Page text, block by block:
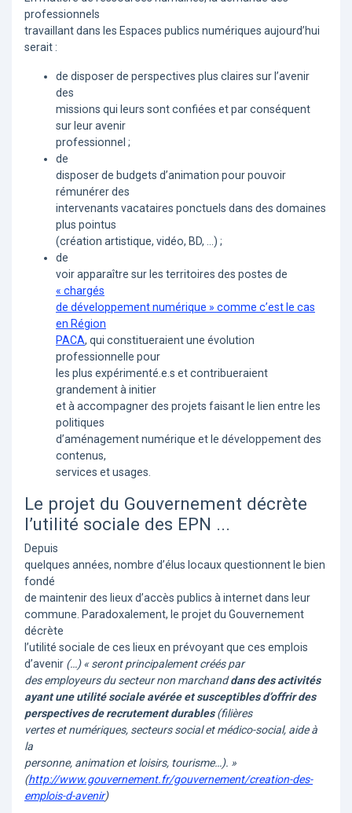
professionnels
travaillant dans les Espaces publics numériques aujourd’hui
serait :
de disposer de perspectives plus claires sur l’avenir
des
missions qui leurs sont confiées et par conséquent
sur leur avenir
professionnel ;
de
disposer de budgets d’animation pour pouvoir
rémunérer des
intervenants vacataires ponctuels dans des domaines
plus pointus
(création artistique, vidéo, BD, …) ;
de
voir apparaître sur les territoires des postes de
« chargés
de développement numérique » comme c’est le cas
en Région
PACA, qui constitueraient une évolution
professionnelle pour
les plus expérimenté.e.s et contribueraient
grandement à initier
et à accompagner des projets faisant le lien entre les
politiques
d’aménagement numérique et le développement des
contenus,
services et usages.
Le projet du Gouvernement décrète
l’utilité sociale des EPN ...
Depuis
quelques années, nombre d’élus locaux questionnent le bien
fondé
de maintenir des lieux d’accès publics à internet dans leur
commune. Paradoxalement, le projet du Gouvernement
décrète
l’utilité sociale de ces lieux en prévoyant que ces emplois
d’avenir (…) « seront principalement créés par
des employeurs du secteur non marchanddans des activités
ayant une utilité sociale avérée et susceptibles d’offrir des
perspectives de recrutement durables(filières
vertes et numériques, secteurs social et médico-social, aide à
la
personne, animation et loisirs, tourisme…). »
(http://www.gouvernement.fr/gouvernement/creation-des-
emplois-d-avenir)